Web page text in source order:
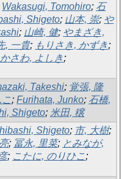
Wakasugi, Tomohiro; 石
Shigeto; 山本, 崇; や
; 山崎, 健; やまざき,
, 一貴; もりさき, かずき;
さわ, よしき;
Takeshi; 覚張, 隆
; Furihata, Junko; 石橋,
Shigeto; 米田, 穣
Shigeto; 市, 大樹;
; 冨永, 里菜; とみなが,
; こたに, のりひこ;